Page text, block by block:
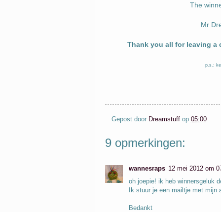
The
Mr
Thank you all for leaving a
p.s.:
Gepost door Dreamstuff op 05:00
9 opmerkingen:
wannesraps 12 mei 2012 om
oh joepie! ik heb winnersgeluk
Ik stuur je een mailtje met mijn
Bedankt